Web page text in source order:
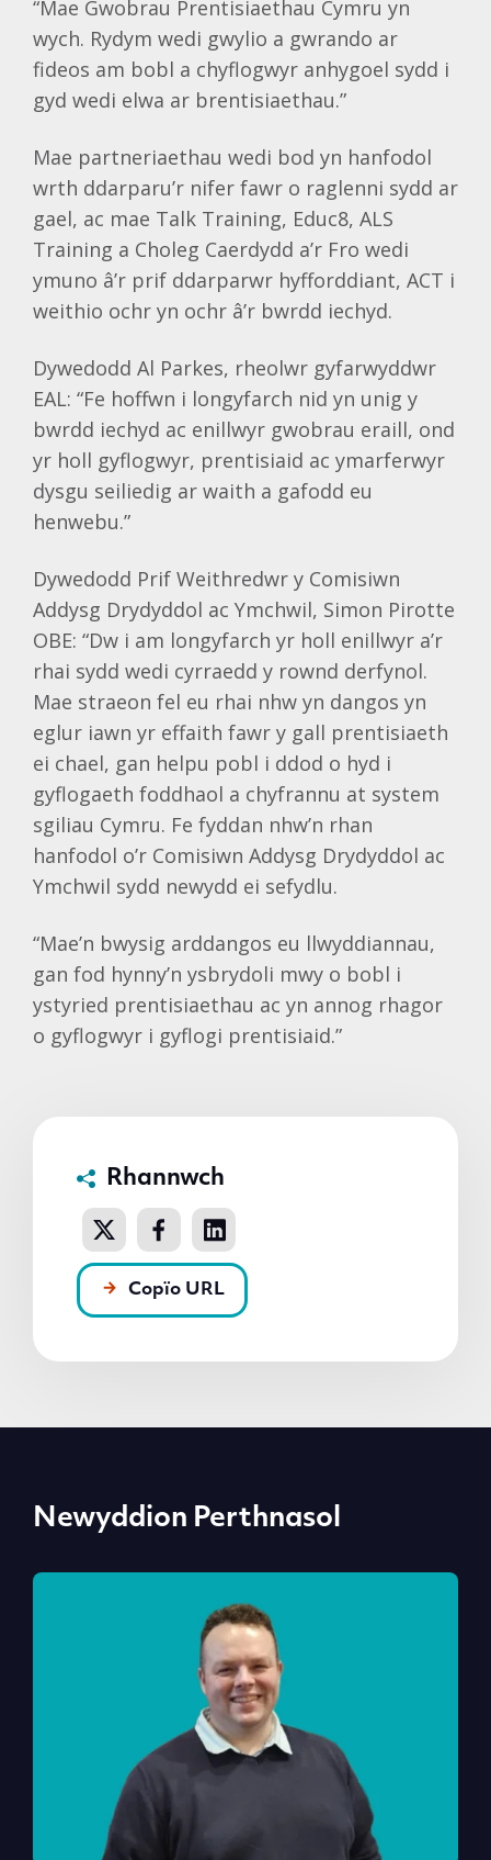
“Mae Gwobrau Prentisiaethau Cymru yn
wych. Rydym wedi gwylio a gwrando ar
fideos am bobl a chyflogwyr anhygoel sydd i
gyd wedi elwa ar brentisiaethau.”
Mae partneriaethau wedi bod yn hanfodol
wrth ddarparu’r nifer fawr o raglenni sydd ar
gael, ac mae Talk Training, Educ8, ALS
Training a Choleg Caerdydd a’r Fro wedi
ymuno â’r prif ddarparwr hyfforddiant, ACT i
weithio ochr yn ochr â’r bwrdd iechyd.
Dywedodd Al Parkes, rheolwr gyfarwyddwr
EAL: “Fe hoffwn i longyfarch nid yn unig y
bwrdd iechyd ac enillwyr gwobrau eraill, ond
yr holl gyflogwyr, prentisiaid ac ymarferwyr
dysgu seiliedig ar waith a gafodd eu
henwebu.”
Dywedodd Prif Weithredwr y Comisiwn
Addysg Drydyddol ac Ymchwil, Simon Pirotte
OBE: “Dw i am longyfarch yr holl enillwyr a’r
rhai sydd wedi cyrraedd y rownd derfynol.
Mae straeon fel eu rhai nhw yn dangos yn
eglur iawn yr effaith fawr y gall prentisiaeth
ei chael, gan helpu pobl i ddod o hyd i
gyflogaeth foddhaol a chyfrannu at system
sgiliau Cymru. Fe fyddan nhw’n rhan
hanfodol o’r Comisiwn Addysg Drydyddol ac
Ymchwil sydd newydd ei sefydlu.
“Mae’n bwysig arddangos eu llwyddiannau,
gan fod hynny’n ysbrydoli mwy o bobl i
ystyried prentisiaethau ac yn annog rhagor
o gyflogwyr i gyflogi prentisiaid.”
Rhannwch
Copïo URL
Newyddion Perthnasol